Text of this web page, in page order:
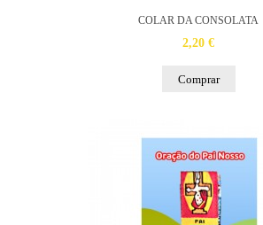
COLAR DA CONSOLATA
2,20 €
Comprar